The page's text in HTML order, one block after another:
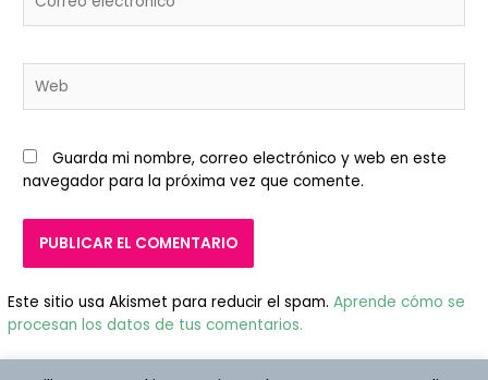
electrónico*
Guarda mi nombre, correo electrónico y web en este
navegador para la próxima vez que comente.
Este sitio usa Akismet para reducir el spam.Aprende cómo se
procesan los datos de tus comentarios.